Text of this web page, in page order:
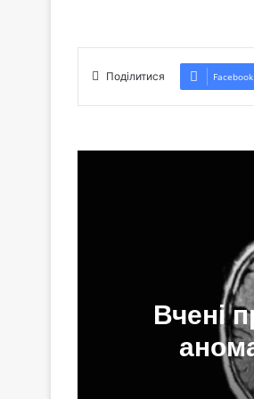
Поділитися Facebook
Вчені